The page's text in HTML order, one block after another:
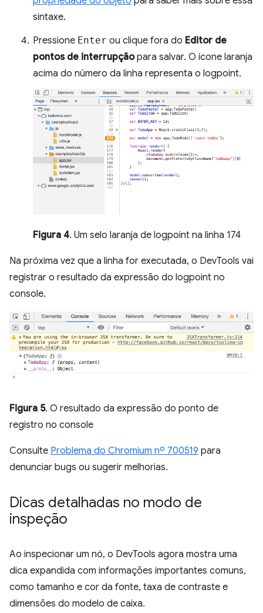
sintaxe.
Pressione Enter ou clique fora do Editor de
pontos de interrupçãopara salvar. O ícone laranja
acima do número da linha representa o logpoint.
Figura 4. Um selo laranja de logpoint na linha 174
Na próxima vez que a linha for executada, o DevTools vai
registrar o resultado da expressão do logpoint no
console.
Figura 5. O resultado da expressão do ponto de
registro no console
Consulte Problema do Chromium nº 700519 para
denunciar bugs ou sugerir melhorias.
Dicas detalhadas no modo de
inspeção
Ao inspecionar um nó, o DevTools agora mostra uma
dica expandida com informações importantes comuns,
como tamanho e cor da fonte, taxa de contraste e
dimensões do modelo de caixa.